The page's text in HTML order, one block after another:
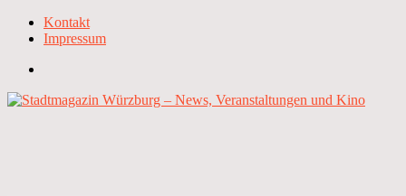
Kontakt
Impressum